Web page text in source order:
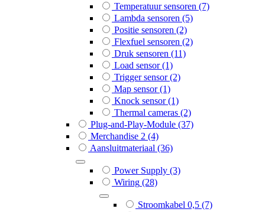
Temperatuur sensoren (7)
Lambda sensoren (5)
Positie sensoren (2)
Flexfuel sensoren (2)
Druk sensoren (11)
Load sensor (1)
Trigger sensor (2)
Map sensor (1)
Knock sensor (1)
Thermal cameras (2)
Plug-and-Play-Module (37)
Merchandise 2 (4)
Aansluitmateriaal (36)
Power Supply (3)
Wiring (28)
Stroomkabel 0,5 (7)